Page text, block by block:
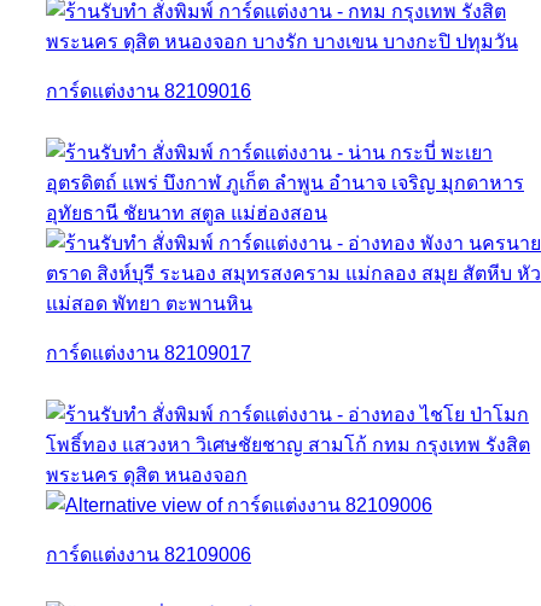
การ์ดแต่งงาน 82109016
การ์ดแต่งงาน 82109017
การ์ดแต่งงาน 82109006